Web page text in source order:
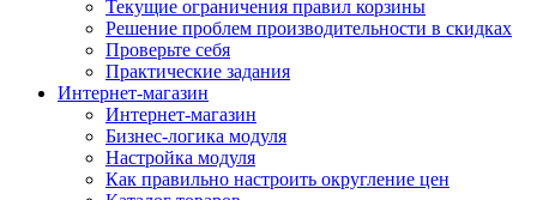
Текущие ограничения правил корзины
Решение проблем производительности в скидках
Проверьте себя
Практические задания
Интернет-магазин
Интернет-магазин
Бизнес-логика модуля
Настройка модуля
Как правильно настроить округление цен